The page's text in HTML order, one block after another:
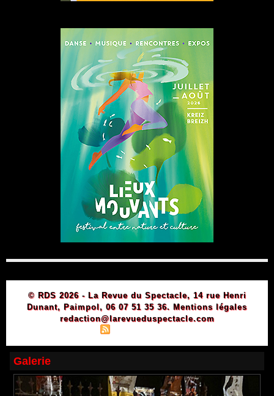
© RDS 2026 - La Revue du Spectacle, 14 rue Henri
Dunant, Paimpol, 06 07 51 35 36. Mentions légales
redaction@larevueduspectacle.com
Galerie